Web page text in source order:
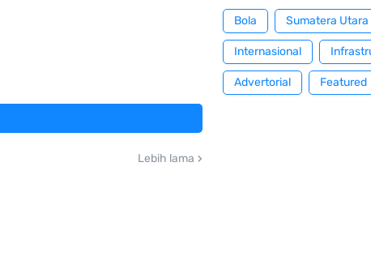
Lebih lama
Bola Sumatera Utara
Internasional
Advertorial Featured